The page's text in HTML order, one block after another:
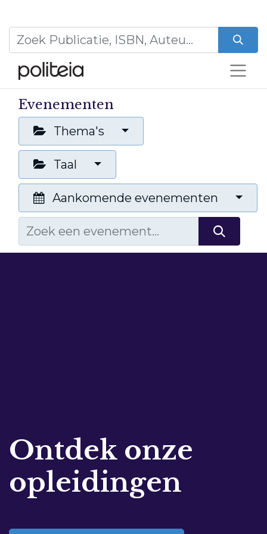
Evenementen
Thema's
Taal
Aankomende evenementen
Ontdek onze
opleidingen